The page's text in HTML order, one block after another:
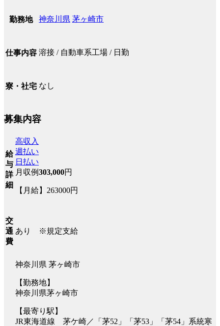
勤務地 神奈川県 茅ヶ崎市
仕事内容 溶接 / 自動車系工場 / 日勤
寮・社宅 なし
募集内容
給
与
詳
細
高収入
週払い
日払い
月収例303,000円
【月給】263000円
交
通
費
あり ※規定支給
神奈川県 茅ヶ崎市
【勤務地】
神奈川県茅ヶ崎市
【最寄り駅】
JR東海道線 茅ケ崎／「茅52」「茅53」「茅54」系統寒